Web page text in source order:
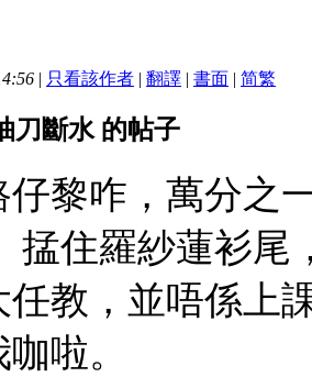
| 只看該作者 | 翻譯 | 書面 | 简繁
刀斷水 的帖子
仔黎咋，萬分之
掹住羅紗蓮衫尾
任教，並唔係上
啦。